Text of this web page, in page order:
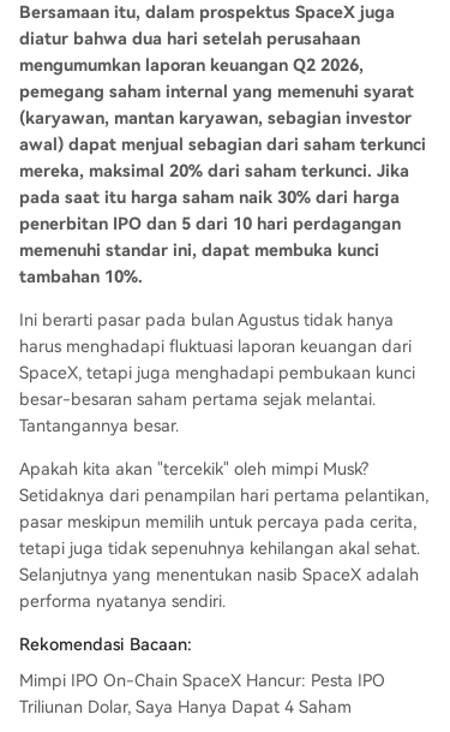
Bersamaan itu, dalam prospektus SpaceX juga
diatur bahwa dua hari setelah perusahaan
mengumumkan laporan keuangan Q2 2026,
pemegang saham internal yang memenuhi syarat
(karyawan, mantan karyawan, sebagian investor
awal) dapat menjual sebagian dari saham terkunci
mereka, maksimal 20% dari saham terkunci. Jika
pada saat itu harga saham naik 30% dari harga
penerbitan IPO dan 5 dari 10 hari perdagangan
memenuhi standar ini, dapat membuka kunci
tambahan 10%.
Ini berarti pasar pada bulan Agustus tidak hanya
harus menghadapi fluktuasi laporan keuangan dari
SpaceX, tetapi juga menghadapi pembukaan kunci
besar-besaran saham pertama sejak melantai.
Tantangannya besar.
Apakah kita akan "tercekik" oleh mimpi Musk?
Setidaknya dari penampilan hari pertama pelantikan,
pasar meskipun memilih untuk percaya pada cerita,
tetapi juga tidak sepenuhnya kehilangan akal sehat.
Selanjutnya yang menentukan nasib SpaceX adalah
performa nyatanya sendiri.
Rekomendasi Bacaan:
Mimpi IPO On-Chain SpaceX Hancur: Pesta IPO
Triliunan Dolar, Saya Hanya Dapat 4 Saham